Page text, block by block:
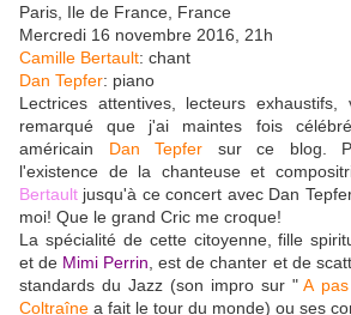
Paris, Ile de France, France
Mercredi 16 novembre 2016, 21h
Camille Bertault: chant
Dan Tepfer: piano
Lectrices attentives, lecteurs exhaustifs,
remarqué que j'ai maintes fois
américain Dan Tepfer sur ce blog.
l'existence de la chanteuse et
Bertault jusqu'à ce concert avec Dan
moi! Que le grand Cric me croque!
La spécialité de cette citoyenne, fille
et de Mimi Perrin , est de chanter et de
standards du Jazz (son impro sur "A
Coltraîne a fait le tour du monde) ou ses